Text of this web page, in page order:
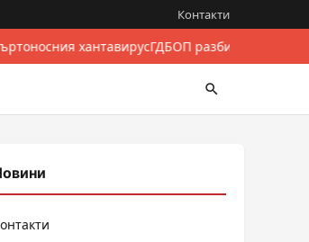
Контакти
хантавирусГДБОП разби